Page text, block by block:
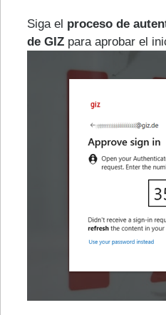
Siga el proceso de
de GIZ para aprobar el